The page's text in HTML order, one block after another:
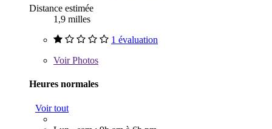
Distance estimée
1,9 milles
1 évaluation
VoirPhotos
Heures normales
Voir tout